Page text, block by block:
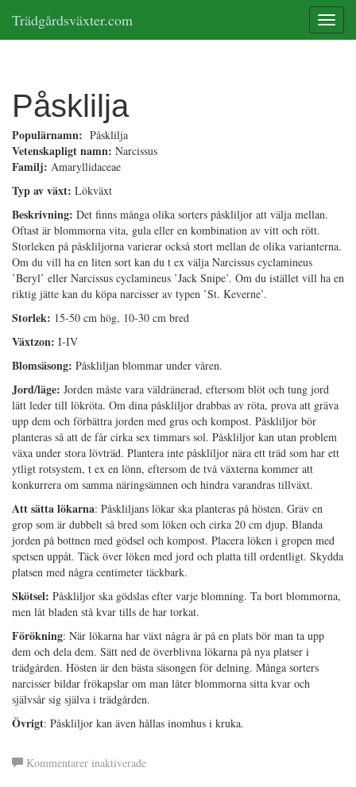
Trädgårdsväxter.com
Påsklilja
Populärnamn: Påsklilja
Vetenskapligt namn: Narcissus
Familj: Amaryllidaceae
Typ av växt: Lökväxt
Beskrivning: Det finns många olika sorters påskliljor att välja mellan.
Oftast är blommorna vita, gula eller en kombination av vitt och rött.
Storleken på påskliljorna varierar också stort mellan de olika varianterna.
Om du vill ha en liten sort kan du t ex välja Narcissus cyclamineus
’Beryl’ eller Narcissus cyclamineus ’Jack Snipe’. Om du istället vill ha en
riktig jätte kan du köpa narcisser av typen ’St. Keverne’.
Storlek: 15-50 cm hög, 10-30 cm bred
Växtzon: I-IV
Blomsäsong: Påskliljan blommar under våren.
Jord/läge: Jorden måste vara väldränerad, eftersom blöt och tung jord
lätt leder till lökröta. Om dina påskliljor drabbas av röta, prova att gräva
upp dem och förbättra jorden med grus och kompost. Påskliljor bör
planteras så att de får cirka sex timmars sol. Påskliljor kan utan problem
växa under stora lövträd. Plantera inte påskliljor nära ett träd som har ett
ytligt rotsystem, t ex en lönn, eftersom de två växterna kommer att
konkurrera om samma näringsämnen och hindra varandras tillväxt.
Att sätta lökarna: Påskliljans lökar ska planteras på hösten. Gräv en
grop som är dubbelt så bred som löken och cirka 20 cm djup. Blanda
jorden på bottnen med gödsel och kompost. Placera löken i gropen med
spetsen uppåt. Täck över löken med jord och platta till ordentligt. Skydda
platsen med några centimeter täckbark.
Skötsel: Påskliljor ska gödslas efter varje blomning. Ta bort blommorna,
men låt bladen stå kvar tills de har torkat.
Förökning: När lökarna har växt några år på en plats bör man ta upp
dem och dela dem. Sätt ned de överblivna lökarna på nya platser i
trädgården. Hösten är den bästa säsongen för delning. Många sorters
narcisser bildar frökapslar om man låter blommorna sitta kvar och
självsår sig själva i trädgården.
Övrigt: Påskliljor kan även hållas inomhus i kruka.
Kommentarer inaktiveradeför